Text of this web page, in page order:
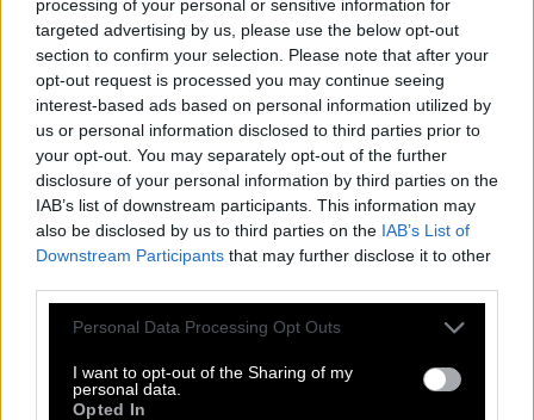
processing of your personal or sensitive information for
targeted advertising by us, please use the below opt-out
section to confirm your selection. Please note that after your
opt-out request is processed you may continue seeing
interest-based ads based on personal information utilized by
us or personal information disclosed to third parties prior to
your opt-out. You may separately opt-out of the further
disclosure of your personal information by third parties on the
IAB’s list of downstream participants. This information may
also be disclosed by us to third parties on the IAB’s List of
Downstream Participants that may further disclose it to other
Personal Data Processing Opt Outs
I want to opt-out of the Sharing of my
personal data.
Opted In
S
C A
R
A
T U
E
G
Schwedische Band, die Waterloo sang:
A
B B
A
Name einer der größten Wüstenregionen der Welt:
G
O B
I
Sie kommt direkt vor der Zwölften ins Ziel
L F T
E